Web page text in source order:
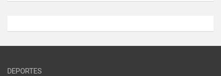
DEPORTES